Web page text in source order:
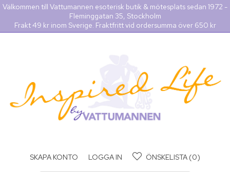
Välkommen till Vattumannen esoterisk butik & mötesplats sedan 1972 -
Fleminggatan 35, Stockholm
Frakt 49 kr inom Sverige. Fraktfritt vid ordersumma över 650 kr
SKAPA KONTO LOGGA IN ÖNSKELISTA (0)